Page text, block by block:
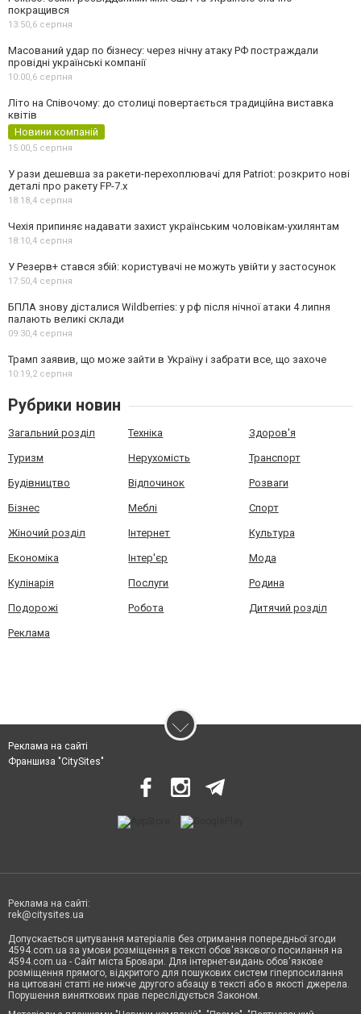
покращився
13:50,6 серпня
Масований удар по бізнесу: через нічну атаку РФ постраждали
провідні українські компанії
10:00,6 серпня
Літо на Співочому: до столиці повертається традиційна виставка
квітів
Новини компаній
15:00,5 серпня
У рази дешевша за ракети-перехоплювачі для Patriot: розкрито нові
деталі про ракету FP-7.x
18:18,4 серпня
Чехія припиняє надавати захист українським чоловікам-ухилянтам
18:10,4 серпня
У Резерв+ стався збій: користувачі не можуть увійти у застосунок
17:50,4 серпня
БПЛА знову дісталися Wildberries: у рф після нічної атаки 4 липня
палають великі склади
09:30,4 серпня
Трамп заявив, що може зайти в Україну і забрати все, що захоче
10:19,2 серпня
Рубрики новин
Загальний розділ Техніка Здоров'я
Туризм Нерухомість Транспорт
Будівництво Відпочинок Розваги
Бізнес Меблі Спорт
Жіночий розділ Інтернет Культура
Економіка Інтер'єр Мода
Кулінарія Послуги Родина
Подорожі Робота Дитячий розділ
Реклама
Реклама на сайті
Франшиза "CitySites"
Реклама на сайті:
rek@citysites.ua
Допускається цитування матеріалів без отримання попередньої згоди
4594.com.ua за умови розміщення в тексті обов'язкового посилання на
4594.com.ua - Сайт міста Бровари. Для інтернет-видань обов'язкове
розміщення прямого, відкритого для пошукових систем гіперпосилання
на цитовані статті не нижче другого абзацу в тексті або в якості джерела.
Порушення виняткових прав переслідується Законом.